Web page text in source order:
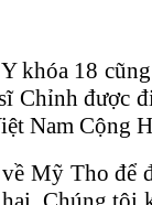
khóa 18
Chỉnh được
Nam Cộng
Mỹ Tho